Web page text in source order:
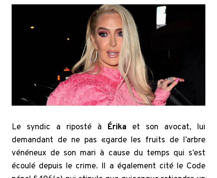
Le syndic a riposté à Érika et son avocat, lui
demandant de ne pas «garde les fruits de l’arbre
vénéneux de son mari à cause du temps qui s’est
écoulé depuis le crime. Il a également cité le Code